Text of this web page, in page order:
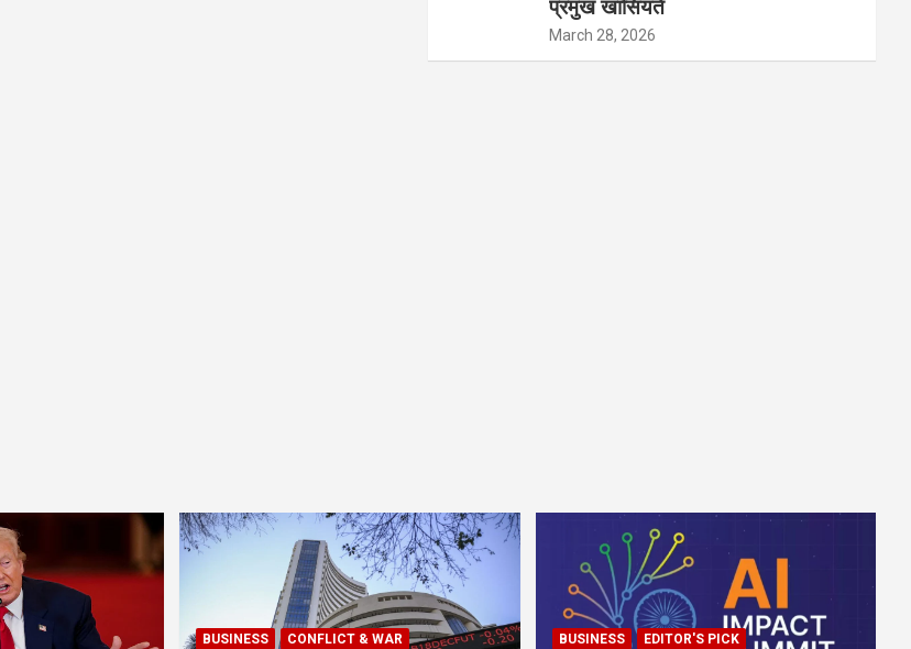
प्रमुख खासियतें
March 28, 2026
BUSINESS
CONFLICT & WAR
BUSINESS
EDITOR'S PICK